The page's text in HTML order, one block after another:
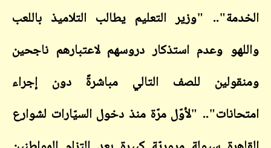
الخدمة".. "وزير التعليم يطالب التلاميذ باللعب
واللهو وعدم استذكار دروسهم لاعتبارهم ناجحين
ومنقولين للصف التالي مباشرةً دون إجراء
امتحانات".. "لأوّل مرّة منذ دخول السيّارات لشوارع